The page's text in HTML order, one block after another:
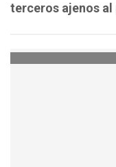
terceros ajenos al